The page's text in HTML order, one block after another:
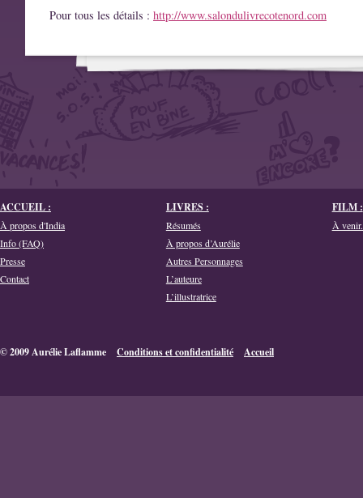
Pour tous les détails : http://www.salondulivrecotenord.com
ACCUEIL :
À propos d'India
Info (FAQ)
Presse
Contact
LIVRES :
Résumés
À propos d’Aurélie
Autres Personnages
L’auteure
L’illustratrice
FILM :
À
© 2009 Aurélie Laflamme Conditions et confidentialité Accueil